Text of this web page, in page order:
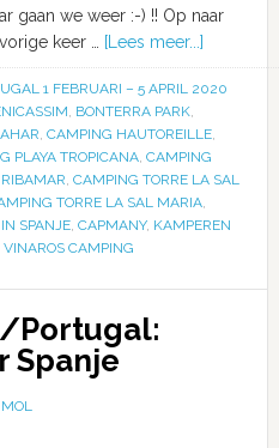
gaan we weer :-) !! Op naar
keer …
[Lees meer...]
1 FEBRUARI – 5 APRIL 2020
, BONTERRA PARK,
, CAMPING HAUTOREILLE,
PLAYA TROPICANA, CAMPING
, CAMPING TORRE LA SAL
TORRE LA SAL MARIA,
SPANJE, CAPMANY, KAMPEREN
VINAROS CAMPING
Portugal:
Spanje